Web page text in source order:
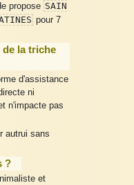
propose SAIN
pour 7
de la triche
d'assistance
ni
n'impacte pas
autrui sans
?
et